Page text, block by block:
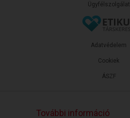
Ügyfélszolgálat
ÁSZF
Adatvédelem
Cookiek
További információ